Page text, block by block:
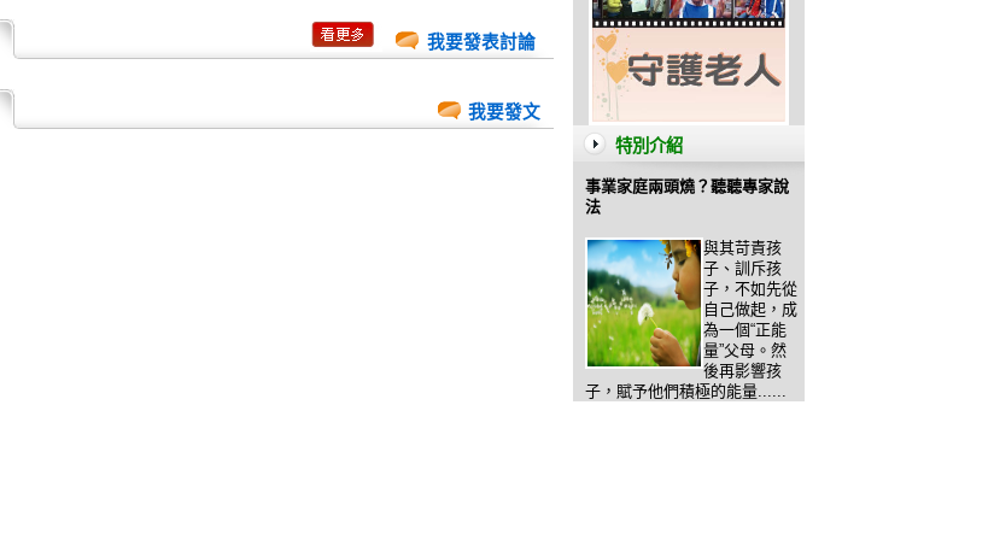
我要發表討論
我要發文
特別介紹
事業家庭兩頭燒？聽聽專家說
法
與其苛責孩
子、訓斥孩
子，不如先從
自己做起，成
為一個“正能
量”父母。然
後再影響孩
子，賦予他們積極的能量......